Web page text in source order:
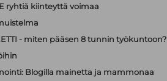
ryhtiä kiinteyttä voimaa
- miten pääsen 8 tunnin työkuntoon?
Blogilla mainetta ja mammonaa